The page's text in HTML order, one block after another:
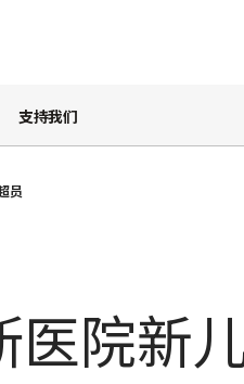
支持我们
员
院新